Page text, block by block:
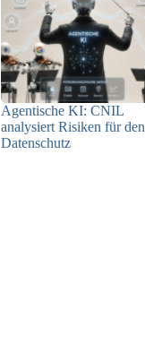
Agentische KI: CNIL
analysiert Risiken für den
Datenschutz